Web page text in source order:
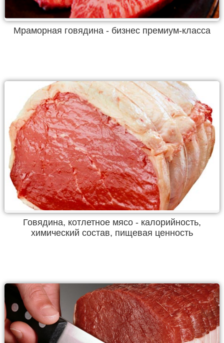
Мраморная говядина - бизнес премиум-класса
Говядина, котлетное мясо - калорийность,
химический состав, пищевая ценность